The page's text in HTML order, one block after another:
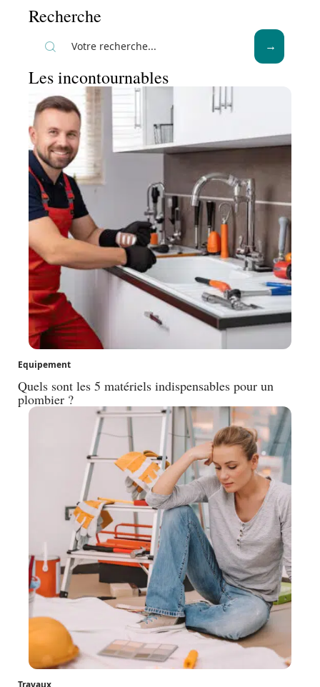
Recherche
Les incontournables
Equipement
Quels sont les 5 matériels indispensables pour un
plombier ?